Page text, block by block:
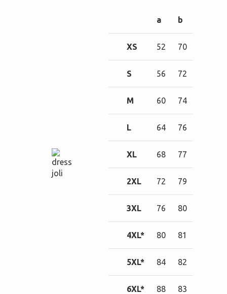
a b
XS 52 70
S 56 72
M 60 74
L 64 76
XL 68 77
2XL 72 79
3XL 76 80
4XL* 80 81
5XL* 84 82
6XL* 88 83